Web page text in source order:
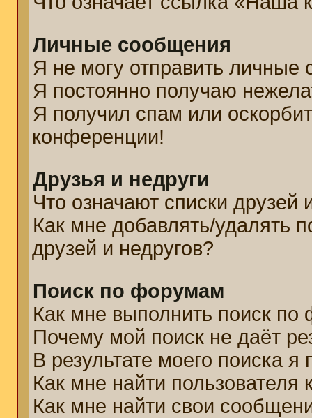
Личные сообщения
Я не могу отправить личные
Я постоянно получаю
Я получил спам или
конференции!
Друзья и недруги
Что означают списки друзей
Как мне добавлять/удалять
друзей и недругов?
Поиск по форумам
Как мне выполнить поиск
Почему мой поиск не даёт
В результате моего поиска
Как мне найти пользователя
Как мне найти свои